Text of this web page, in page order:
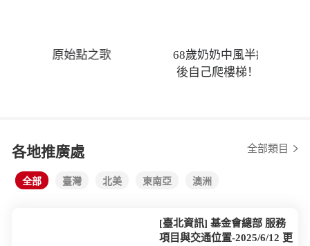
仁醫行腳
各地推廣處 全部類目
全部 臺灣 北美 東南亞 澳洲
[臺北資訊] 基金會總部 服務
項目與交通位置-2025/6/12 更